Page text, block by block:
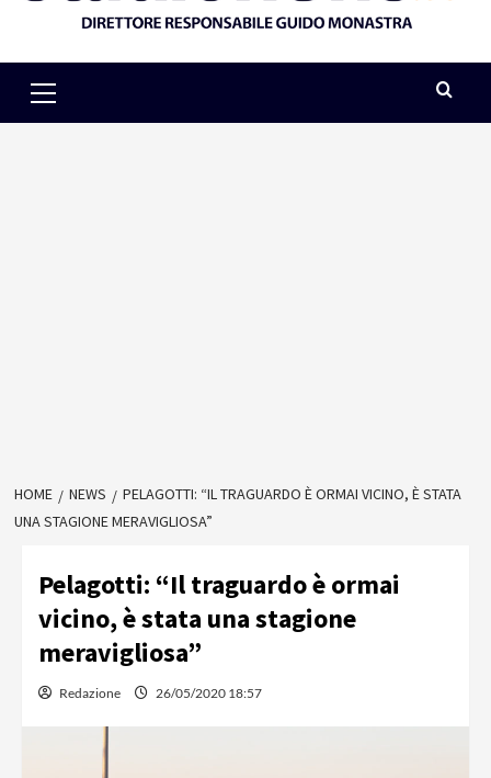
Menu
HOME NEWS
PELAGOTTI: “IL TRAGUARDO È ORMAI VICINO, È STATA
UNA STAGIONE MERAVIGLIOSA”
Pelagotti: “Il traguardo è ormai
vicino, è stata una stagione
meravigliosa”
Redazione 26/05/2020 18:57